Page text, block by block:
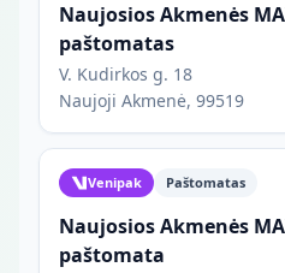
Naujosios Akmenės
paštomatas
V. Kudirkos g. 18
Naujoji Akmenė, 99519
Venipak Paštomatas
Naujosios Akmenės
paštomata